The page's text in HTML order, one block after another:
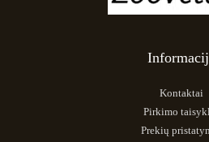
Kontaktai
Pirkimo
Prekių